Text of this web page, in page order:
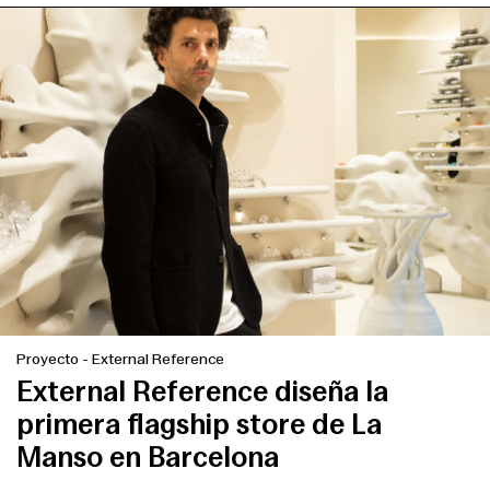
Proyecto - External Reference
External Reference diseña la
primera flagship store de La
Manso en Barcelona